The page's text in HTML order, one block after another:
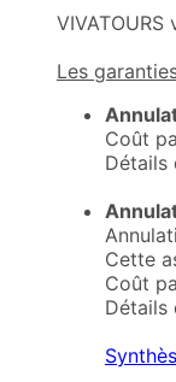
Les
Coût
Détails
Cette
Coût
Détails